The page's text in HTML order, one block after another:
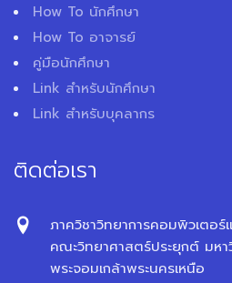
How To นักศึกษา
How To อาจารย์
คู่มือนักศึกษา
Link สำหรับนักศึกษา
Link สำหรับบุคลากร
ติดต่อเรา
ภาควิชาวิทยาการคอมพิวเตอร์
คณะวิทยาศาสตร์ประยุกต์ มหา
พระจอมเกล้าพระนครเหนือ